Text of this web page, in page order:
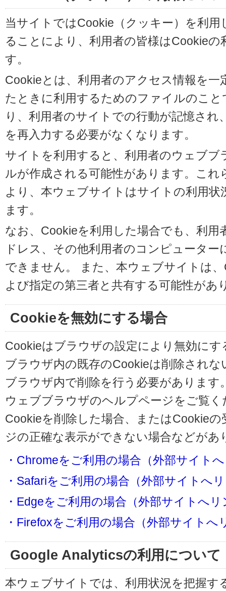
当サイトではCookie（クッキー）を利
ることにより、利用者の皆様はCookie
す。
Cookieとは、利用者のアクセス情報を
たときに利用するためのファイルのこ
り、利用者のサイトでの行動が記憶さ
を再入力する必要がなくなります。
サイトを利用すると、利用者のウェブ
ルが作成される可能性があります。こ
より、本ウェブサイトはサイトの利用
ます。
なお、Cookieを利用した場合でも、利用
ドレス、その他利用者のコンピュータ
できません。 また、本ウェブサイトは
よび指定の第三者と共有する可能性があ
Cookieを無効にする場合
Cookieはブラウザの設定により無効に
ブラウザ内の既存のCookieは削除され
ブラウザ内で削除を行う必要があります
ウェブブラウザのヘルプページをご覧く
Cookieを削除した場合、またはCookie
ジの正確な表示ができない場合などが
・Chromeをご利用の場合（外部サイト
・Safariをご利用の場合（外部サイトへ
・Edgeをご利用の場合（外部サイトへリ
・Firefoxをご利用の場合（外部サイトへ
Google Analyticsの利用について
本ウェブサイトでは、利用状況を把握す